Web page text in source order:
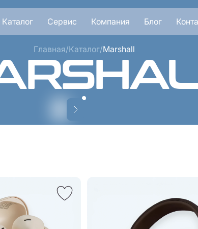
Каталог Сервис Компания Блог
Главная/Каталог/Marshall